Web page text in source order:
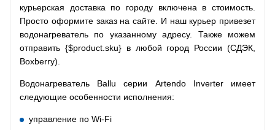
курьерская доставка по городу включена в стоимость.
Просто оформите заказ на сайте. И наш курьер привезет
водонагреватель по указанному адресу. Также можем
отправить {$product.sku} в любой город России (СДЭК,
Boxberry).
Водонагреватель Ballu серии Artendo Inverter имеет
следующие особенности исполнения:
управление по Wi-Fi